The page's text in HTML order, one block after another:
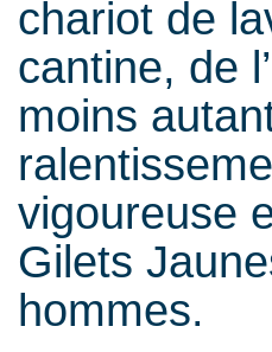
chariot de
cantine, de
moins
vigoureuse
Gilets
hommes.